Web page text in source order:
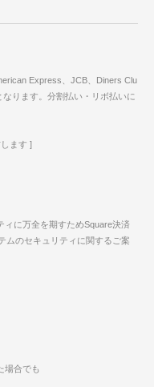
Express、JCB、Diners Clu
ります。分割払い・リボ払いに
ます ]
ィに万全を期すためSquare決済
ムのセキュリティに関するご案
場合でも